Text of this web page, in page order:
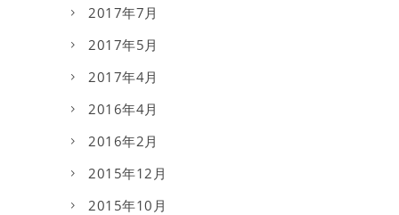
2017年7月
2017年5月
2017年4月
2016年4月
2016年2月
2015年12月
2015年10月